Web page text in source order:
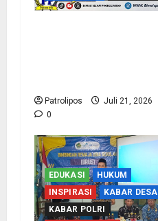
Patrolipos
Juli 21, 2026
0
EDUKASI
HUKUM
INSPIRASI
KABAR DESA
KABAR POLRI